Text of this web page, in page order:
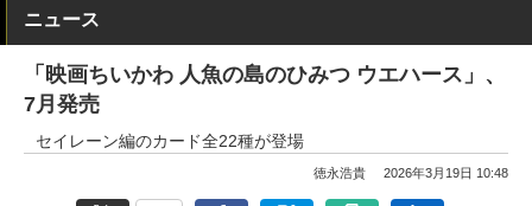
ニュース
「映画ちいかわ 人魚の島のひみつ ウエハース」、
7月発売
セイレーン編のカード全22種が登場
徳永浩貴 2026年3月19日 10:48